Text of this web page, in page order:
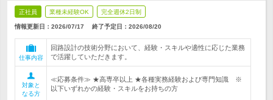
正社員 業種未経験OK 完全週休2日制
情報更新日：2026/07/17 終了予定日： 2026/08/20
仕事内容
回路設計の技術分野において、経験・スキルや適性に応じた業務
で活躍していただきます。
対象と
なる方
≪応募条件≫ ★高専卒以上 ★各種実務経験および専門知識 ※
以下いずれかの経験・スキルをお持ちの方